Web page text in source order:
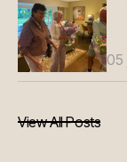
05
View All Posts